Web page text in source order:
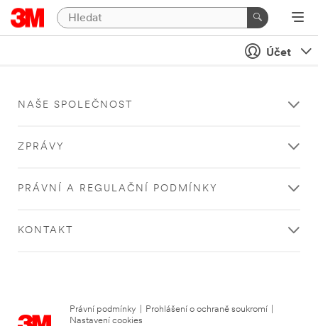
Účet
NAŠE SPOLEČNOST
ZPRÁVY
PRÁVNÍ A REGULAČNÍ PODMÍNKY
KONTAKT
Právní podmínky Prohlášení o ochraně soukromí
Nastavení cookies